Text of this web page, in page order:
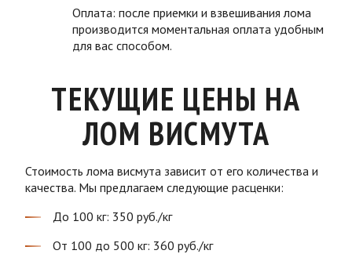
Оплата: после приемки и взвешивания лома
производится моментальная оплата удобным
для вас способом.
ТЕКУЩИЕ ЦЕНЫ НА
ЛОМ ВИСМУТА
Стоимость лома висмута зависит от его количества и
качества. Мы предлагаем следующие расценки:
До 100 кг: 350 руб./кг
От 100 до 500 кг: 360 руб./кг